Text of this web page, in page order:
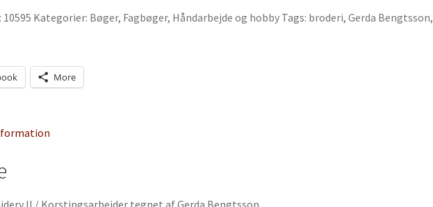
10595 Kategorier: Bøger, Fagbøger, Håndarbejde og hobby Tags: broderi,Gerda Bengtsson,
More